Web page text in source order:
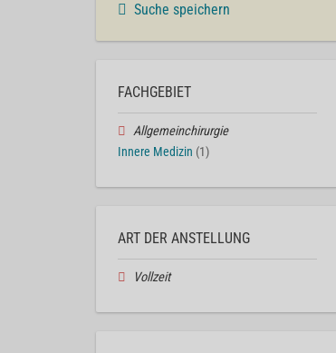
Suche speichern
FACHGEBIET
Allgemeinchirurgie
Innere Medizin (1)
ART DER ANSTELLUNG
Vollzeit